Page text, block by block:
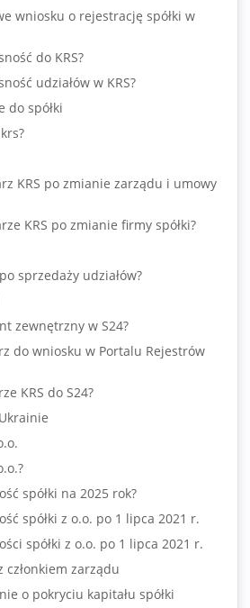
wniosku o rejestrację spółki w
do KRS?
udziałów w KRS?
do spółki
KRS po zmianie zarządu i umowy
KRS po zmianie firmy spółki?
sprzedaży udziałów?
zewnętrzny w S24?
do wniosku w Portalu Rejestrów
KRS do S24?
spółki na 2025 rok?
spółki z o.o. po 1 lipca 2021 r.
spółki z o.o. po 1 lipca 2021 r.
członkiem zarządu
o pokryciu kapitału spółki